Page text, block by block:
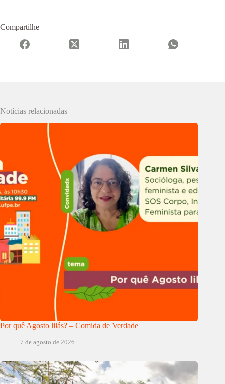
Compartilhe
Notícias relacionadas
Por quê Agosto lilás? – Comida de Verdade
7 de agosto de 2026